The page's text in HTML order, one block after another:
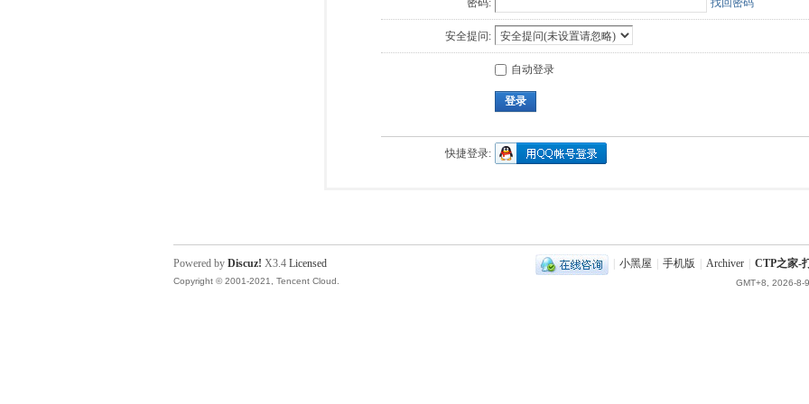
密码: 找回密码
安全提问:
自动登录
登录
快捷登录:
小黑屋 手机版 Archiver CTP之家-
GMT+8, 2026-8-
Powered by Discuz! X3.4 Licensed
Copyright © 2001-2021, Tencent Cloud.